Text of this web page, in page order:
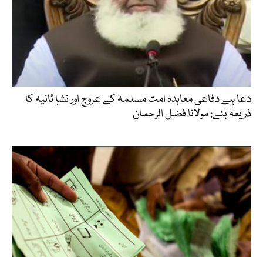
دعا ہے دفاعی معاہدہ امت مسلمہ کے عروج اور نشاِ ثانیہ کا
ذریعہ بنے: مولانا فضل الرحمان